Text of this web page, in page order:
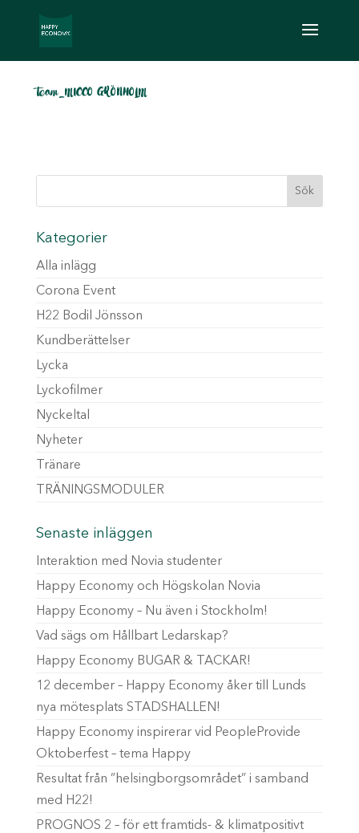
team_MICCO GRÖNHOLM
Kategorier
Alla inlägg
Corona Event
H22 Bodil Jönsson
Kundberättelser
Lycka
Lyckofilmer
Nyckeltal
Nyheter
Tränare
TRÄNINGSMODULER
Senaste inläggen
Interaktion med Novia studenter
Happy Economy och Högskolan Novia
Happy Economy – Nu även i Stockholm!
Vad sägs om Hållbart Ledarskap?
Happy Economy BUGAR & TACKAR!
12 december – Happy Economy åker till Lunds
nya mötesplats STADSHALLEN!
Happy Economy inspirerar vid PeopleProvide
Oktoberfest – tema Happy
Resultat från ”helsingborgsområdet” i samband
med H22!
PROGNOS 2 – för ett framtids- & klimatpositivt